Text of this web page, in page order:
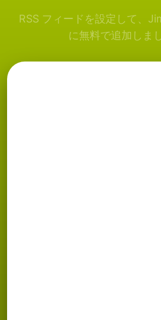
RSS フィードを設定して、
に無料で追加しま